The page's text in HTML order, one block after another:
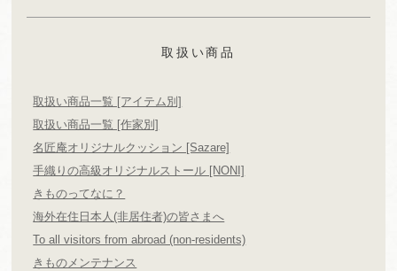
取扱い商品
取扱い商品一覧 [アイテム別]
取扱い商品一覧 [作家別]
名匠庵オリジナルクッション [Sazare]
手織りの高級オリジナルストール [NONI]
きものってなに？
海外在住日本人(非居住者)の皆さまへ
To all visitors from abroad (non-residents)
きものメンテナンス